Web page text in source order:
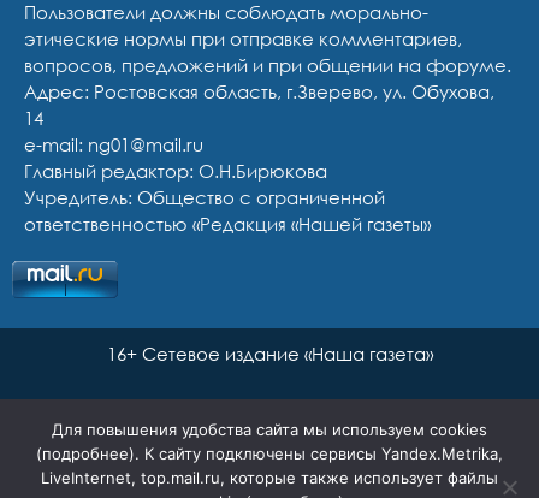
Пользователи должны соблюдать морально-
этические нормы при отправке комментариев,
вопросов, предложений и при общении на форуме.
Адрес: Ростовская область, г.Зверево, ул. Обухова,
14
e-mail: ng01@mail.ru
Главный редактор: О.Н.Бирюкова
Учредитель: Общество с ограниченной
ответственностью «Редакция «Нашей газеты»
16+ Сетевое издание «Наша газета»
Для повышения удобства сайта мы используем cookies
(подробнее). К сайту подключены сервисы Yandex.Metrika,
LiveInternet, top.mail.ru, которые также использует файлы